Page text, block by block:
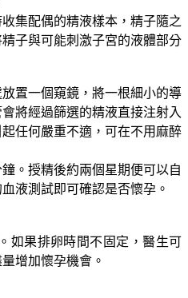
集配偶的精液樣本，精子隨之
子與可能刺激子宮的液體部分
置一個窺鏡，將一根細小的導
將經過篩選的精液直接注射入
任何嚴重不適，可在不用麻醉
。授精後約兩個星期便可以自
液測試即可確認是否懷孕。
如果排卵時間不固定，醫生可
增加懷孕機會。